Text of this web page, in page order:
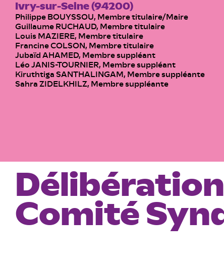
Ivry-sur-Seine (94200)
Philippe BOUYSSOU, Membre titulaire/Maire
Guillaume RUCHAUD, Membre titulaire
Louis MAZIERE, Membre titulaire
Francine COLSON, Membre titulaire
Jubaïd AHAMED, Membre suppléant
Léo JANIS-TOURNIER, Membre suppléant
Kiruthtiga SANTHALINGAM, Membre suppléante
Sahra ZIDELKHILZ, Membre suppléante
Comité